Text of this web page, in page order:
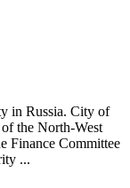
in Russia. City of
the North-West
Finance Committee
...